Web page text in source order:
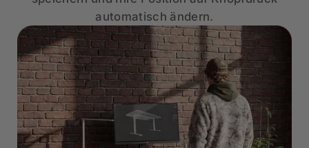
automatisch ändern.